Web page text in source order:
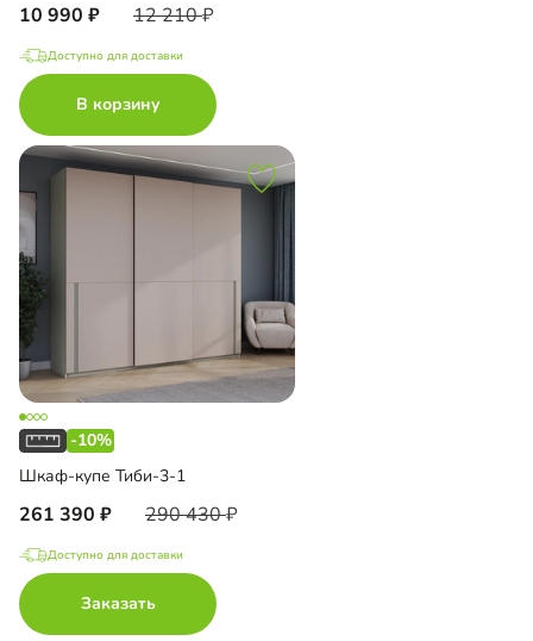
10 990 12 210
Доступно для доставки
В корзину
-10%
Шкаф-купе Тиби-3-1
261 390 290 430
Доступно для доставки
Заказать